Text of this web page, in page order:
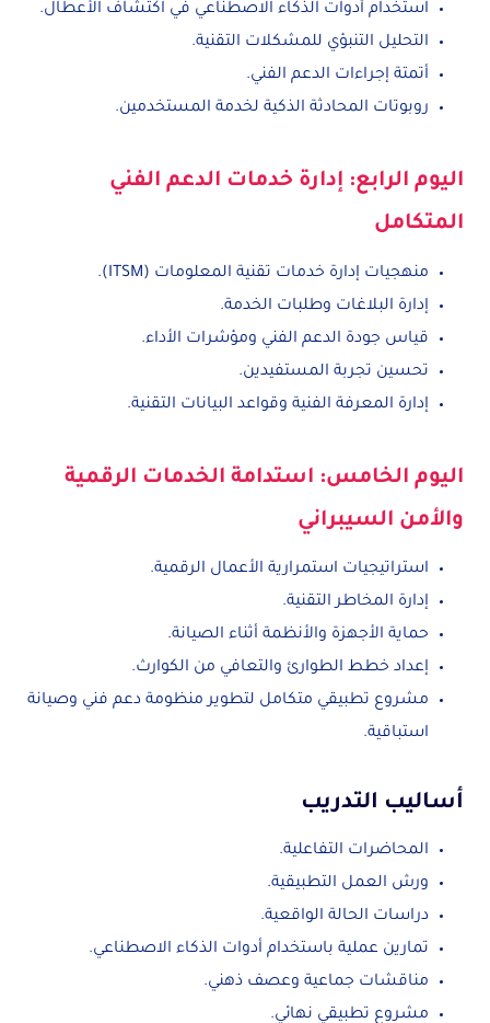
استخدام أدوات الذكاء الاصطناعي في اكتشاف الأعطال.
التحليل التنبؤي للمشكلات التقنية.
أتمتة إجراءات الدعم الفني.
روبوتات المحادثة الذكية لخدمة المستخدمين.
اليوم الرابع: إدارة خدمات الدعم الفني
المتكامل
منهجيات إدارة خدمات تقنية المعلومات (ITSM).
إدارة البلاغات وطلبات الخدمة.
قياس جودة الدعم الفني ومؤشرات الأداء.
تحسين تجربة المستفيدين.
إدارة المعرفة الفنية وقواعد البيانات التقنية.
اليوم الخامس: استدامة الخدمات الرقمية
والأمن السيبراني
استراتيجيات استمرارية الأعمال الرقمية.
إدارة المخاطر التقنية.
حماية الأجهزة والأنظمة أثناء الصيانة.
إعداد خطط الطوارئ والتعافي من الكوارث.
مشروع تطبيقي متكامل لتطوير منظومة دعم فني وصيانة
استباقية.
أساليب التدريب
المحاضرات التفاعلية.
ورش العمل التطبيقية.
دراسات الحالة الواقعية.
تمارين عملية باستخدام أدوات الذكاء الاصطناعي.
مناقشات جماعية وعصف ذهني.
مشروع تطبيقي نهائي.